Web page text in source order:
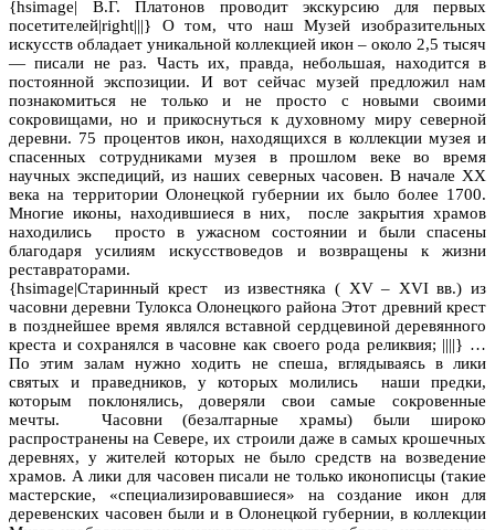
{hsimage| В.Г. Платонов проводит экскурсию для первых
посетителей|right|||} О том, что наш Музей изобразительных
искусств обладает уникальной коллекцией икон – около 2,5 тысяч
— писали не раз. Часть их, правда, небольшая, находится в
постоянной экспозиции. И вот сейчас музей предложил нам
познакомиться не только и не просто с новыми своими
сокровищами, но и прикоснуться к духовному миру северной
деревни. 75 процентов икон, находящихся в коллекции музея и
спасенных сотрудниками музея в прошлом веке во время
научных экспедиций, из наших северных часовен. В начале ХХ
века на территории Олонецкой губернии их было более 1700.
Многие иконы, находившиеся в них, после закрытия храмов
находились просто в ужасном состоянии и были спасены
благодаря усилиям искусствоведов и возвращены к жизни
реставраторами.
{hsimage|Cтаринный крест из известняка ( XV – XVI вв.) из
часовни деревни Тулокса Олонецкого района Этот древний крест
в позднейшее время являлся вставной сердцевиной деревянного
креста и сохранялся в часовне как своего рода реликвия; ||||} …
По этим залам нужно ходить не спеша, вглядываясь в лики
святых и праведников, у которых молились наши предки,
которым поклонялись, доверяли свои самые сокровенные
мечты. Часовни (безалтарные храмы) были широко
распространены на Севере, их строили даже в самых крошечных
деревнях, у жителей которых не было средств на возведение
храмов. А лики для часовен писали не только иконописцы (такие
мастерские, «специализировавшиеся» на создание икон для
деревенских часовен были и в Олонецкой губернии, в коллекции